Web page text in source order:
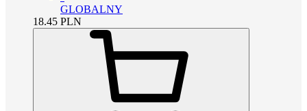
GLOBALNY
18.45 PLN